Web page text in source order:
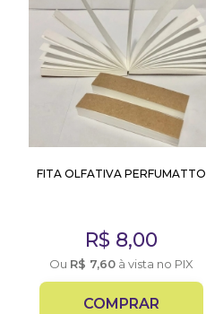
FITA OLFATIVA PERFUMATTO
R$ 8,00
Ou R$ 7,60 à vista no PIX
COMPRAR